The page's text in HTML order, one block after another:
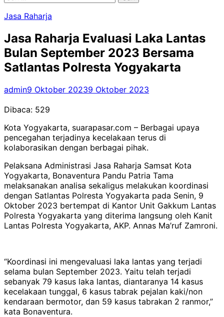
Jasa Raharja
Jasa Raharja Evaluasi Laka Lantas
Bulan September 2023 Bersama
Satlantas Polresta Yogyakarta
admin9 Oktober 20239 Oktober 2023
Dibaca: 529
Kota Yogyakarta, suarapasar.com – Berbagai upaya
pencegahan terjadinya kecelakaan terus di
kolaborasikan dengan berbagai pihak.
Pelaksana Administrasi Jasa Raharja Samsat Kota
Yogyakarta, Bonaventura Pandu Patria Tama
melaksanakan analisa sekaligus melakukan koordinasi
dengan Satlantas Polresta Yogyakarta pada Senin, 9
Oktober 2023 bertempat di Kantor Unit Gakkum Lantas
Polresta Yogyakarta yang diterima langsung oleh Kanit
Lantas Polresta Yogyakarta, AKP. Annas Ma’ruf Zamroni.
“Koordinasi ini mengevaluasi laka lantas yang terjadi
selama bulan September 2023. Yaitu telah terjadi
sebanyak 79 kasus laka lantas, diantaranya 14 kasus
kecelakaan tunggal, 6 kasus tabrak pejalan kaki/non
kendaraan bermotor, dan 59 kasus tabrakan 2 ranmor,”
kata Bonaventura.